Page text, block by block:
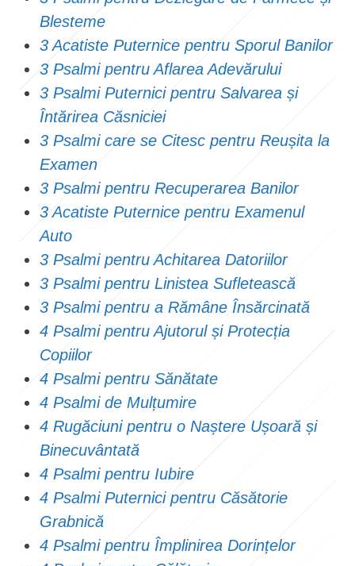
Blesteme
3 Acatiste Puternice pentru Sporul Banilor
3 Psalmi pentru Aflarea Adevărului
3 Psalmi Puternici pentru Salvarea și
Întărirea Căsniciei
3 Psalmi care se Citesc pentru Reușita la
Examen
3 Psalmi pentru Recuperarea Banilor
3 Acatiste Puternice pentru Examenul
Auto
3 Psalmi pentru Achitarea Datoriilor
3 Psalmi pentru Linistea Sufletească
3 Psalmi pentru a Rămâne Însărcinată
4 Psalmi pentru Ajutorul și Protecția
Copiilor
4 Psalmi pentru Sănătate
4 Psalmi de Mulțumire
4 Rugăciuni pentru o Naștere Ușoară și
Binecuvântată
4 Psalmi pentru Iubire
4 Psalmi Puternici pentru Căsătorie
Grabnică
4 Psalmi pentru Împlinirea Dorințelor